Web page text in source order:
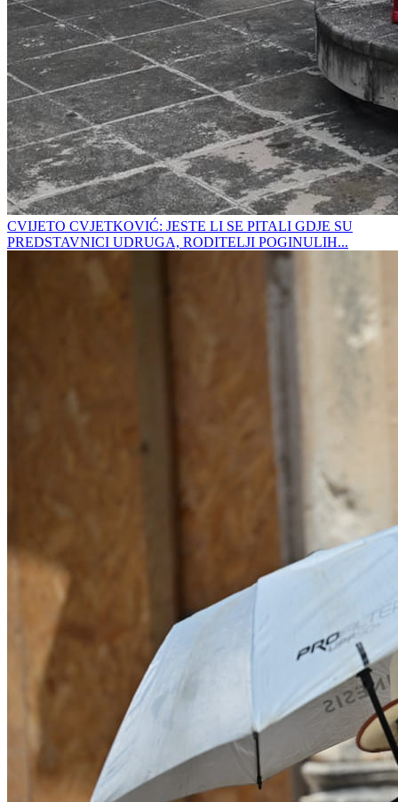
CVIJETO CVJETKOVIĆ: JESTE LI SE PITALI GDJE SU
PREDSTAVNICI UDRUGA, RODITELJI POGINULIH...